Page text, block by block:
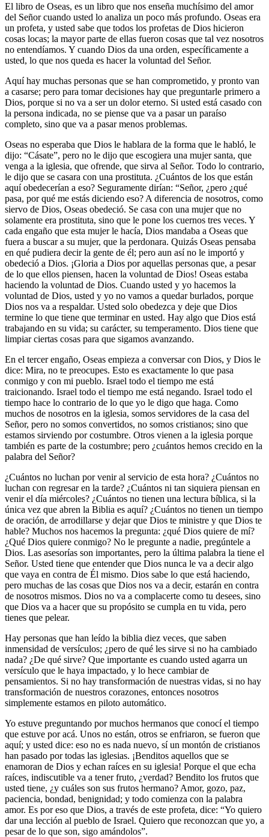
El libro de Oseas, es un libro que nos enseña muchísimo del amor
del Señor cuando usted lo analiza un poco más profundo. Oseas era
un profeta, y usted sabe que todos los profetas de Dios hicieron
cosas locas; la mayor parte de ellas fueron cosas que tal vez nosotros
no entendíamos. Y cuando Dios da una orden, específicamente a
usted, lo que nos queda es hacer la voluntad del Señor.
Aquí hay muchas personas que se han comprometido, y pronto van
a casarse; pero para tomar decisiones hay que preguntarle primero a
Dios, porque si no va a ser un dolor eterno. Si usted está casado con
la persona indicada, no se piense que va a pasar un paraíso
completo, sino que va a pasar menos problemas.
Oseas no esperaba que Dios le hablara de la forma que le habló, le
dijo: “Cásate”, pero no le dijo que escogiera una mujer santa, que
venga a la iglesia, que ofrende, que sirva al Señor. Todo lo contrario,
le dijo que se casara con una prostituta. ¿Cuántos de los que están
aquí obedecerían a eso? Seguramente dirían: “Señor, ¿pero ¿qué
pasa, por qué me estás diciendo eso? A diferencia de nosotros, como
siervo de Dios, Oseas obedeció. Se casa con una mujer que no
solamente era prostituta, sino que le pone los cuernos tres veces. Y
cada engaño que esta mujer le hacía, Dios mandaba a Oseas que
fuera a buscar a su mujer, que la perdonara. Quizás Oseas pensaba
en qué pudiera decir la gente de él; pero aun así no le importó y
obedeció a Dios. ¡Gloria a Dios por aquellas personas que, a pesar
de lo que ellos piensen, hacen la voluntad de Dios! Oseas estaba
haciendo la voluntad de Dios. Cuando usted y yo hacemos la
voluntad de Dios, usted y yo no vamos a quedar burlados, porque
Dios nos va a respaldar. Usted solo obedezca y deje que Dios
termine lo que tiene que terminar en usted. Hay algo que Dios está
trabajando en su vida; su carácter, su temperamento. Dios tiene que
limpiar ciertas cosas para que sigamos avanzando.
En el tercer engaño, Oseas empieza a conversar con Dios, y Dios le
dice: Mira, no te preocupes. Esto es exactamente lo que pasa
conmigo y con mi pueblo. Israel todo el tiempo me está
traicionando. Israel todo el tiempo me está negando. Israel todo el
tiempo hace lo contrario de lo que yo le digo que haga. Como
muchos de nosotros en la iglesia, somos servidores de la casa del
Señor, pero no somos convertidos, no somos cristianos; sino que
estamos sirviendo por costumbre. Otros vienen a la iglesia porque
también es parte de la costumbre; pero ¿cuántos hemos crecido en la
palabra del Señor?
¿Cuántos no luchan por venir al servicio de esta hora? ¿Cuántos no
luchan con regresar en la tarde? ¿Cuántos ni tan siquiera piensan en
venir el día miércoles? ¿Cuántos no tienen una lectura bíblica, si la
única vez que abren la Biblia es aquí? ¿Cuántos no tienen un tiempo
de oración, de arrodillarse y dejar que Dios te ministre y que Dios te
hable? Muchos nos hacemos la pregunta: ¿qué Dios quiere de mí?
¿Qué Dios quiere conmigo? No le pregunte a nadie, pregúntele a
Dios. Las asesorías son importantes, pero la última palabra la tiene el
Señor. Usted tiene que entender que Dios nunca le va a decir algo
que vaya en contra de Él mismo. Dios sabe lo que está haciendo,
pero muchas de las cosas que Dios nos va a decir, estarán en contra
de nosotros mismos. Dios no va a complacerte como tu desees, sino
que Dios va a hacer que su propósito se cumpla en tu vida, pero
tienes que pelear.
Hay personas que han leído la biblia diez veces, que saben
inmensidad de versículos; ¿pero de qué les sirve si no ha cambiado
nada? ¿De qué sirve? Que importante es cuando usted agarra un
versículo que le haya impactado, y lo hece cambiar de
pensamientos. Si no hay transformación de nuestras vidas, si no hay
transformación de nuestros corazones, entonces nosotros
simplemente estamos en piloto automático.
Yo estuve preguntando por muchos hermanos que conocí el tiempo
que estuve por acá. Unos no están, otros se enfriaron, se fueron que
aquí; y usted dice: eso no es nada nuevo, sí un montón de cristianos
han pasado por todas las iglesias. ¡Benditos aquellos que se
enamoran de Dios y echan raíces en su iglesia! Porque el que echa
raíces, indiscutible va a tener fruto, ¿verdad? Bendito los frutos que
usted tiene, ¿y cuáles son sus frutos hermano? Amor, gozo, paz,
paciencia, bondad, benignidad; y todo comienza con la palabra
amor. Es por eso que Dios, a través de este profeta, dice: “Yo quiero
dar una lección al pueblo de Israel. Quiero que reconozcan que yo, a
pesar de lo que son, sigo amándolos”.